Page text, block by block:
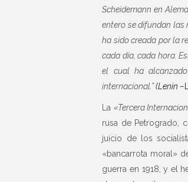
Scheidemann en
entero se difundan las
ha sido creada por la
cada día, cada hora.
el cual ha
internacional.”(Lenin –
La «Tercera
rusa de Petrogrado,
juicio de los
«bancarrota moral»
guerra en 1918, y el